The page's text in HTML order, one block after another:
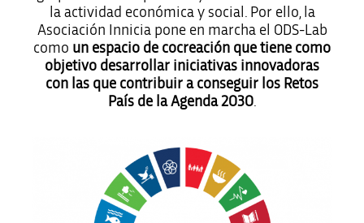
la actividad económica y social. Por ello, la
Asociación Innicia pone en marcha el ODS-Lab
como un espacio de cocreación que tiene como
objetivo desarrollar iniciativas innovadoras
con las que contribuir a conseguir los Retos
País de la Agenda 2030.